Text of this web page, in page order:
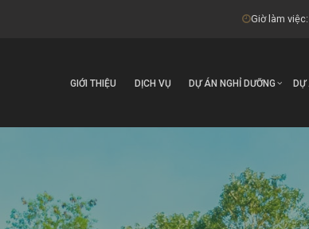
Giờ làm
GIỚI THIỆU DỊCH VỤ DỰ ÁN NGHỈ DƯỠNG